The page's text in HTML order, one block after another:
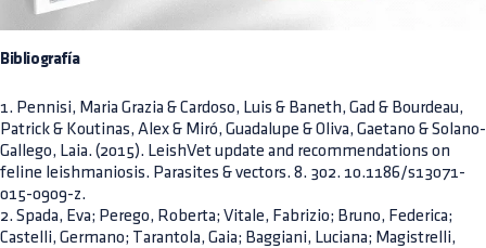
Bibliografía
1. Pennisi, Maria Grazia & Cardoso, Luis & Baneth, Gad & Bourdeau,
Patrick & Koutinas, Alex & Miró, Guadalupe & Oliva, Gaetano & Solano-
Gallego, Laia. (2015). LeishVet update and recommendations on
feline leishmaniosis. Parasites & vectors. 8. 302. 10.1186/s13071-
015-0909-z.
2. Spada, Eva; Perego, Roberta; Vitale, Fabrizio; Bruno, Federica;
Castelli, Germano; Tarantola, Gaia; Baggiani, Luciana; Magistrelli,